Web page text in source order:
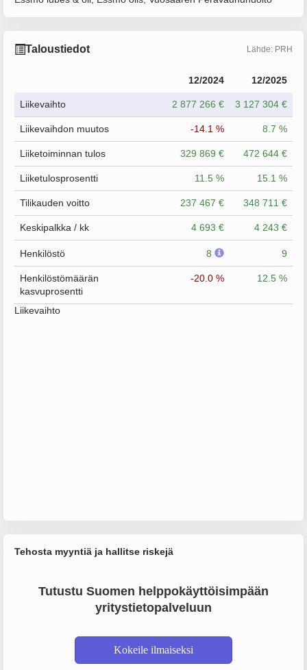
Taloustiedot Lähde: PRH
12/2024 12/2025
Liikevaihto 2 877 266 € 3 127 304 €
Liikevaihdon muutos -14.1 % 8.7 %
Liiketoiminnan tulos 329 869 € 472 644 €
Liiketulosprosentti 11.5 % 15.1 %
Tilikauden voitto 237 467 € 348 711 €
Keskipalkka / kk 4 693 € 4 243 €
Henkilöstö 8 9
Henkilöstömäärän
kasvuprosentti
-20.0 % 12.5 %
Liikevaihto
Tehosta myyntiä ja hallitse riskejä
Tutustu Suomen helppokäyttöisimpään
yritystietopalveluun
Kokeile ilmaiseksi